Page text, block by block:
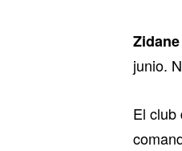
Zidane
junio.
El club